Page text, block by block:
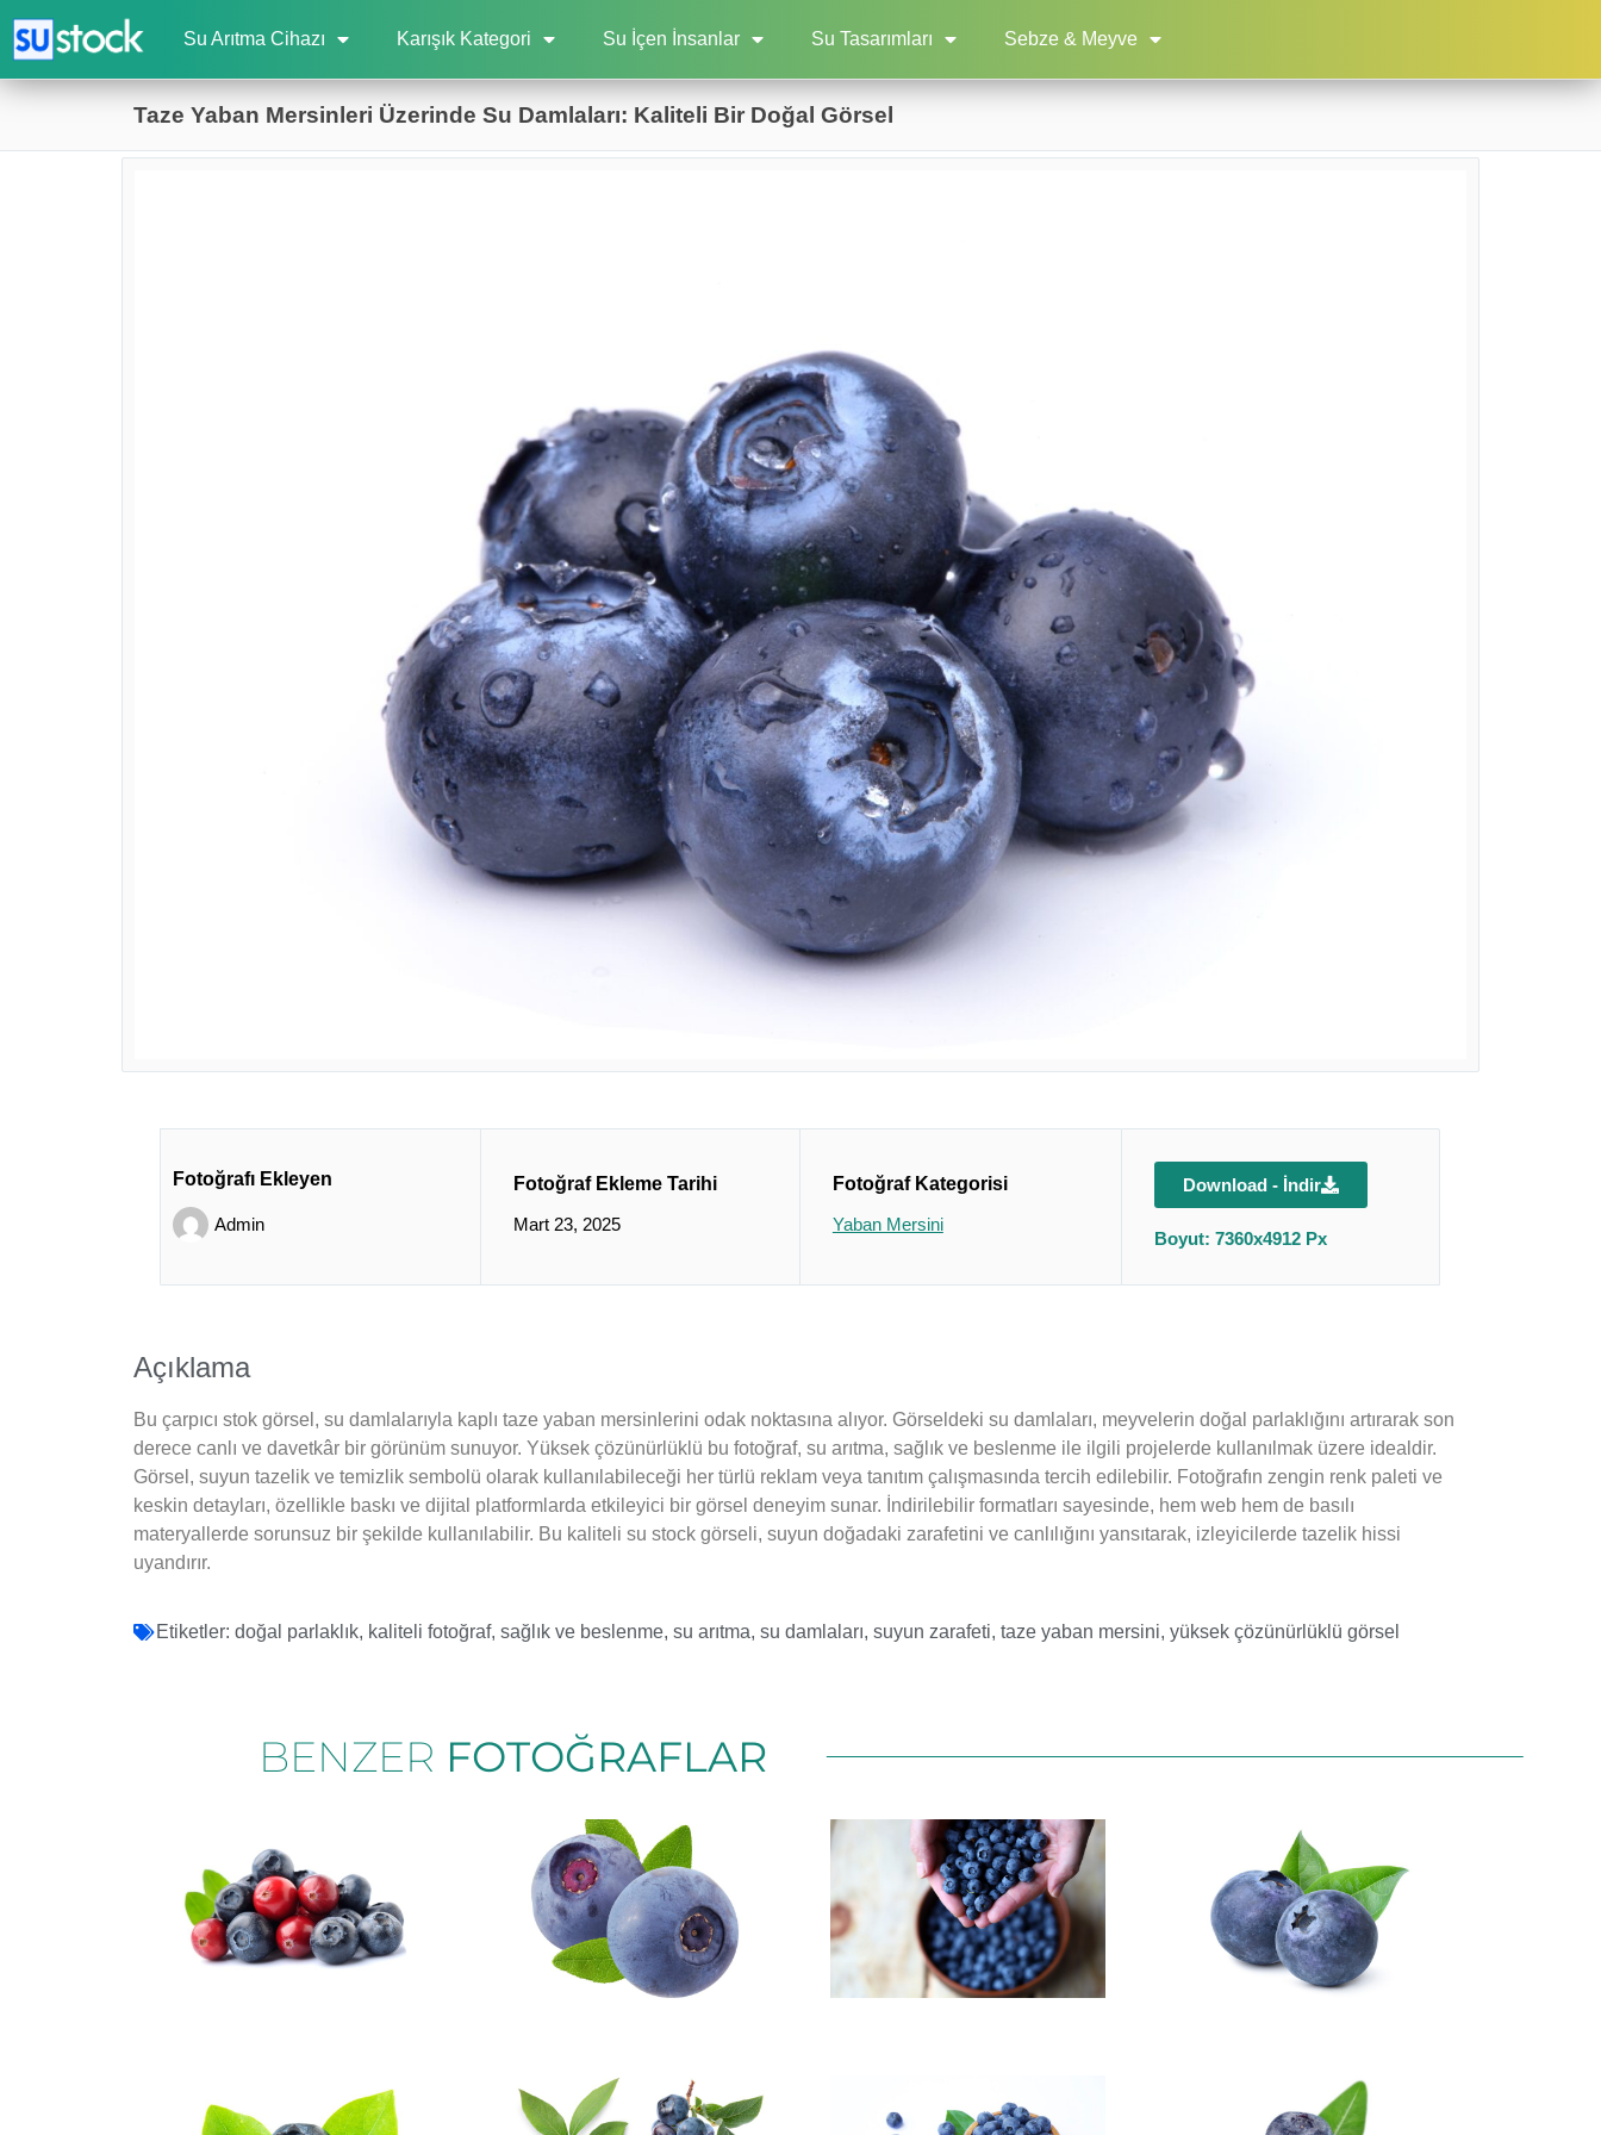
Su Arıtma Cihazı Karışık Kategori Su İçen İnsanlar Su Tasarımları Sebze & Meyve
Taze Yaban Mersinleri Üzerinde Su Damlaları: Kaliteli Bir Doğal Görsel
Fotoğrafı Ekleyen
Admin
Fotoğraf Ekleme Tarihi
Mart 23, 2025
Fotoğraf Kategorisi
Yaban Mersini
Download - İndir
Boyut: 7360x4912 Px
Açıklama
Bu çarpıcı stok görsel, su damlalarıyla kaplı taze yaban mersinlerini odak noktasına alıyor. Görseldeki su damlaları, meyvelerin doğal parlaklığını artırarak son
derece canlı ve davetkâr bir görünüm sunuyor. Yüksek çözünürlüklü bu fotoğraf, su arıtma, sağlık ve beslenme ile ilgili projelerde kullanılmak üzere idealdir.
Görsel, suyun tazelik ve temizlik sembolü olarak kullanılabileceği her türlü reklam veya tanıtım çalışmasında tercih edilebilir. Fotoğrafın zengin renk paleti ve
keskin detayları, özellikle baskı ve dijital platformlarda etkileyici bir görsel deneyim sunar. İndirilebilir formatları sayesinde, hem web hem de basılı
materyallerde sorunsuz bir şekilde kullanılabilir. Bu kaliteli su stock görseli, suyun doğadaki zarafetini ve canlılığını yansıtarak, izleyicilerde tazelik hissi
uyandırır.
Etiketler: doğal parlaklık, kaliteli fotoğraf, sağlık ve beslenme, su arıtma, su damlaları, suyun zarafeti, taze yaban mersini, yüksek çözünürlüklü görsel
BENZER FOTOĞRAFLAR